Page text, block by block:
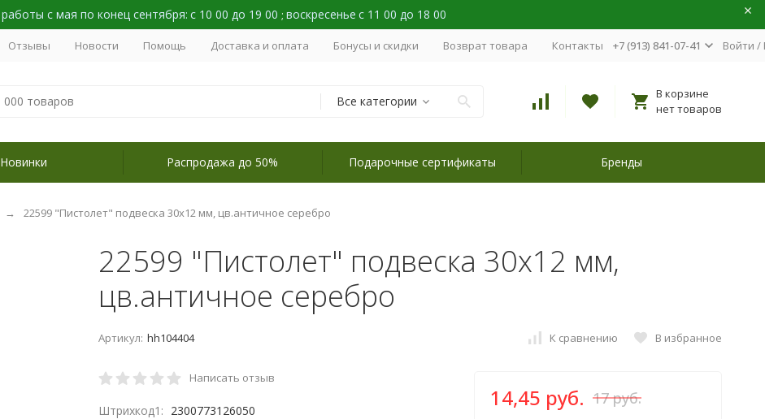
с мая по конец сентября: с 10 00 до 19 00 ; воскресенье с 11 00 до 18 00
Отзывы Новости Помощь Доставка и оплата Бонусы и скидки Возврат товара Контакты +7 (913) 841-07-41 Войти /
Все категории
В корзине
нет товаров
Новинки Распродажа до 50% Подарочные сертификаты Бренды
22599 "Пистолет" подвеска 30х12 мм, цв.античное серебро
22599 "Пистолет" подвеска 30х12 мм,
цв.античное серебро
Артикул: hh104404 К сравнению В избранное
Написать отзыв
Штрихкод1: 2300773126050 14,45 руб. 17 руб.